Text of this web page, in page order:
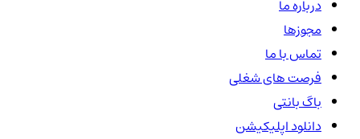
درباره ما
مجوزها
تماس با ما
فرصت های شغلی
باگ بانتی
دانلود اپلیکیشن